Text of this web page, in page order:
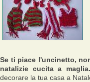
Se ti piace l'uncinetto,
natalizie cucita a maglia.
decorare la tua casa a